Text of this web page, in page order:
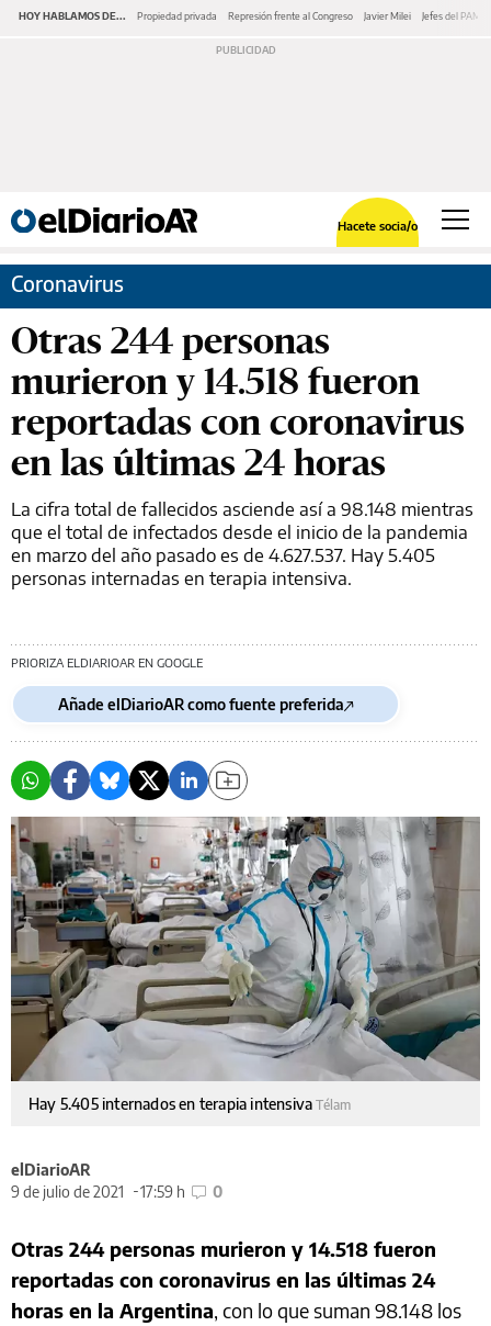
HOY HABLAMOS DE... Propiedad privada Represión frente al Congreso Javier Milei Jefes del PAMI
Hacete socia/o
Coronavirus
Otras 244 personas
murieron y 14.518 fueron
reportadas con coronavirus
en las últimas 24 horas
La cifra total de fallecidos asciende así a 98.148 mientras
que el total de infectados desde el inicio de la pandemia
en marzo del año pasado es de 4.627.537. Hay 5.405
personas internadas en terapia intensiva.
PRIORIZA ELDIARIOAR EN GOOGLE
Añade elDiarioAR como fuente preferida
Hay 5.405 internados en terapia intensivaTélam
elDiarioAR
9 de julio de 2021
17:59 h 0
Otras 244 personas murieron y 14.518 fueron
reportadas con coronavirus en las últimas 24
horas en la Argentina, con lo que suman 98.148 los